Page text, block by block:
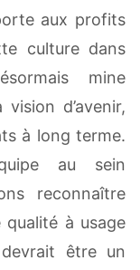
aux profits
culture dans
mine
d’avenir,
à long terme.
au sein
reconnaître
qualité à usage
être un